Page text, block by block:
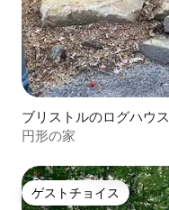
ブリストルのログハウス
円形の家
ゲストチョイス
ゲストチョイス